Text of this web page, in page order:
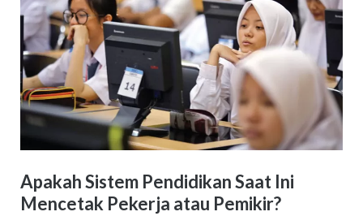
Apakah Sistem Pendidikan Saat Ini
Mencetak Pekerja atau Pemikir?